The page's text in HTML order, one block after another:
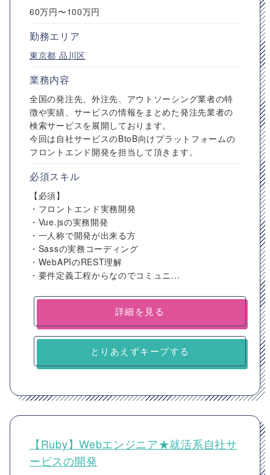
60万円〜100万円
勤務エリア
東京都 品川区
業務内容
全国の発注先、外注先、アウトソーシング業者の特
徴や実績、サービスの情報をまとめた発注先業者の
検索サービスを展開しております。
今回は自社サービスのBtoB向けプラットフォームの
フロントエンド開発を担当して頂きます。
必須スキル
【必須】
・フロントエンド実務開発
・Vue.jsの実務開発
・一人称で開発が出来る方
・Sassの実務コーディング
・WebAPIのREST理解
・要件定義工程からなのでコミュニ...
詳細を見る
とりあえずキープする
【Ruby】Webエンジニア★就活系自社サ
ービスの開発